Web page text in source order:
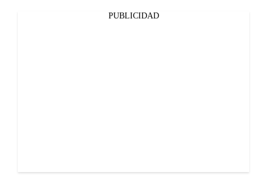
PUBLICIDAD